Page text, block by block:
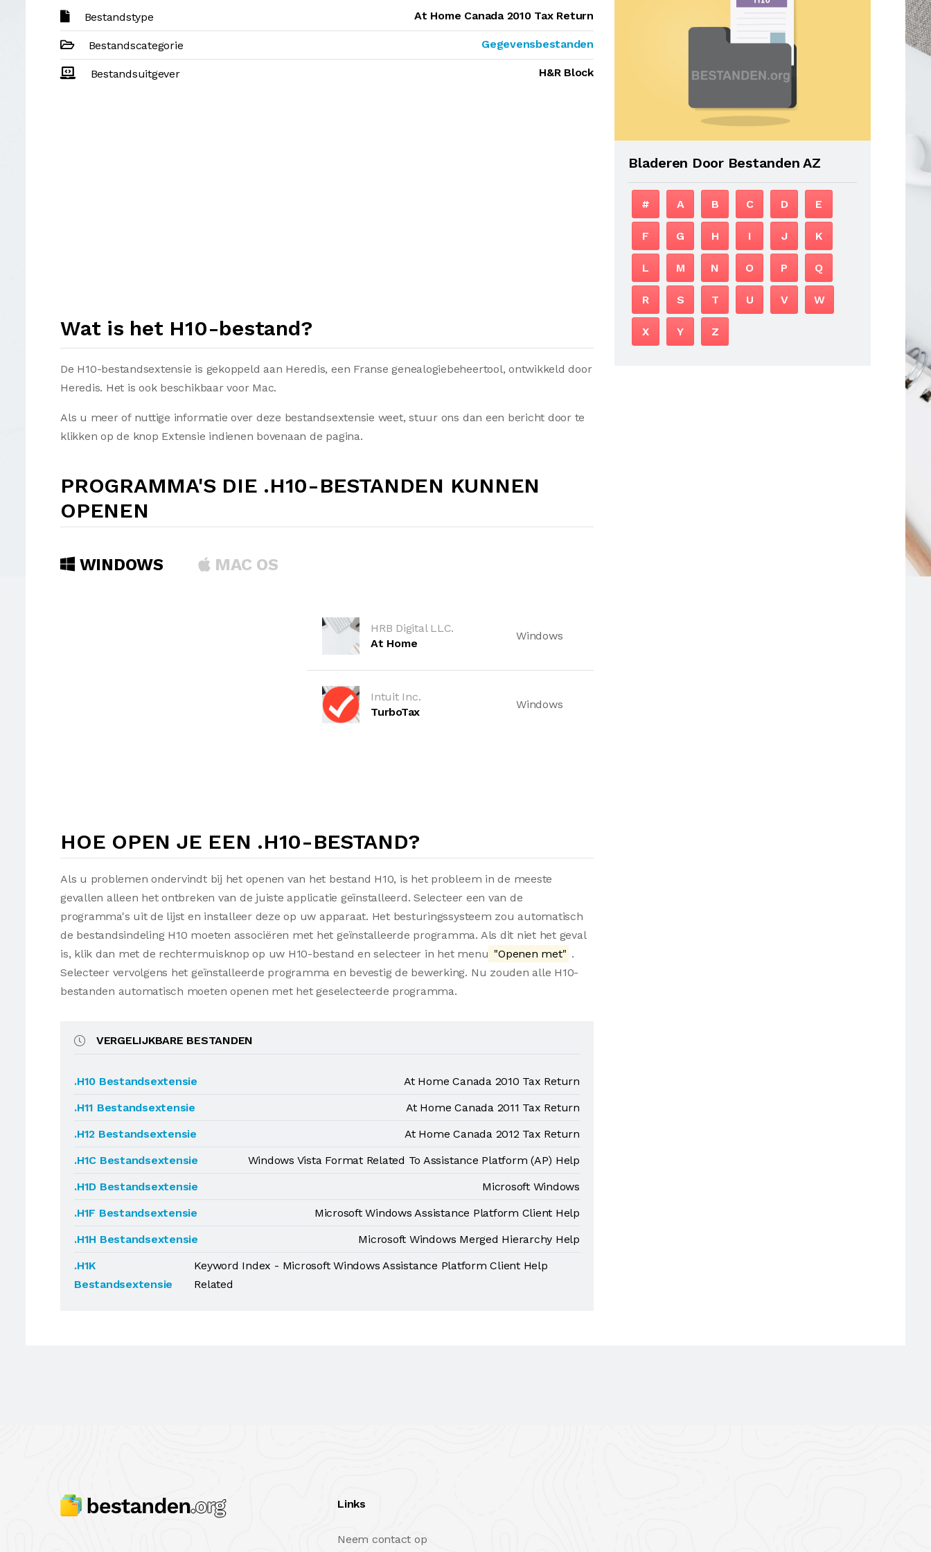
Bestandstype At Home Canada 2010 Tax Return
Bestandscategorie Gegevensbestanden
Bestandsuitgever H&R Block
Wat is het H10-bestand?
De H10-bestandsextensie is gekoppeld aan Heredis, een Franse genealogiebeheertool, ontwikkeld door
Heredis. Het is ook beschikbaar voor Mac.
Als u meer of nuttige informatie over deze bestandsextensie weet, stuur ons dan een bericht door te
klikken op de knop Extensie indienen bovenaan de pagina.
PROGRAMMA'S DIE .H10-BESTANDEN KUNNEN
OPENEN
WINDOWS MAC OS
HRB Digital LLC.
At Home
Windows
Intuit Inc.
TurboTax
Windows
HOE OPEN JE EEN .H10-BESTAND?
Als u problemen ondervindt bij het openen van het bestand H10, is het probleem in de meeste
gevallen alleen het ontbreken van de juiste applicatie geïnstalleerd. Selecteer een van de
programma's uit de lijst en installeer deze op uw apparaat. Het besturingssysteem zou automatisch
de bestandsindeling H10 moeten associëren met het geïnstalleerde programma. Als dit niet het geval
is, klik dan met de rechtermuisknop op uw H10-bestand en selecteer in het menu "Openen met" .
Selecteer vervolgens het geïnstalleerde programma en bevestig de bewerking. Nu zouden alle H10-
bestanden automatisch moeten openen met het geselecteerde programma.
VERGELIJKBARE BESTANDEN
.H10 Bestandsextensie
At Home Canada 2010 Tax Return
.H11 Bestandsextensie
At Home Canada 2011 Tax Return
.H12 Bestandsextensie
At Home Canada 2012 Tax Return
.H1C Bestandsextensie
Windows Vista Format Related To Assistance Platform (AP) Help
.H1D Bestandsextensie
Microsoft Windows
.H1F Bestandsextensie
Microsoft Windows Assistance Platform Client Help
.H1H Bestandsextensie
Microsoft Windows Merged Hierarchy Help
.H1K
Bestandsextensie
Keyword Index - Microsoft Windows Assistance Platform Client Help
Related
Bladeren Door Bestanden AZ
# A B C D E
F G H I J K
L M N O P Q
R S T U V W
X Y Z
Links
Neem contact op